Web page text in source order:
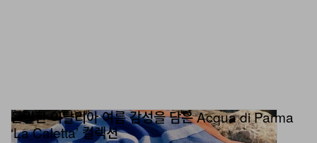
은밀한 이탈리아 여름 감성을 담은 Acqua di Parma
‘La Caletta’ 컬렉션